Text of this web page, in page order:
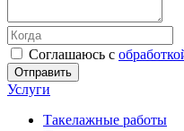
Соглашаюсь с
Отправить
Услуги
Такелажные работы